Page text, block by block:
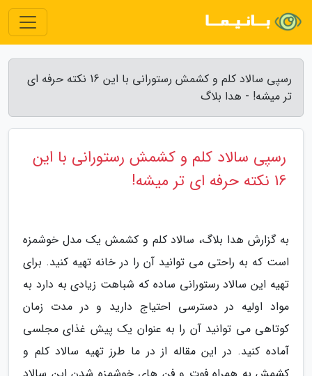
رسپی سالاد کلم و کشمش رستورانی با این 16 نکته حرفه ای
تر میشه! - هدا بلاگ
رسپی سالاد کلم و کشمش رستورانی با این
16 نکته حرفه ای تر میشه!
به گزارش هدا بلاگ، سالاد کلم و کشمش یک مدل خوشمزه
است که به راحتی می توانید آن را در خانه تهیه کنید. برای
تهیه این سالاد رستورانی ساده که شباهت زیادی به دارد به
مواد اولیه در دسترسی احتیاج دارید و در مدت زمان
کوتاهی می توانید آن را به عنوان یک پیش غذای مجلسی
آماده کنید. در این مقاله از در ما طرز تهیه سالاد کلم و